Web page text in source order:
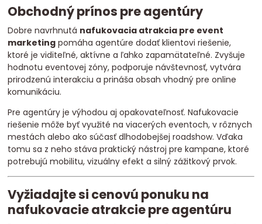
Obchodný prínos pre agentúry
Dobre navrhnutá nafukovacia atrakcia pre event
marketing pomáha agentúre dodať klientovi riešenie,
ktoré je viditeľné, aktívne a ľahko zapamätateľné. Zvyšuje
hodnotu eventovej zóny, podporuje návštevnosť, vytvára
prirodzenú interakciu a prináša obsah vhodný pre online
komunikáciu.
Pre agentúry je výhodou aj opakovateľnosť. Nafukovacie
riešenie môže byť využité na viacerých eventoch, v rôznych
mestách alebo ako súčasť dlhodobejšej roadshow. Vďaka
tomu sa z neho stáva praktický nástroj pre kampane, ktoré
potrebujú mobilitu, vizuálny efekt a silný zážitkový prvok.
Vyžiadajte si cenovú ponuku na
nafukovacie atrakcie pre agentúru